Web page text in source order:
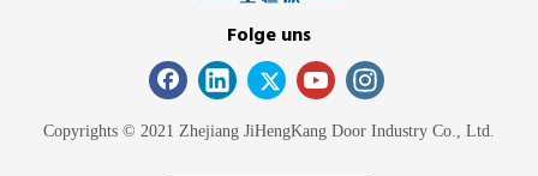
Folge uns
Copyrights © 2021 Zhejiang JiHengKang Door Industry Co., Ltd.